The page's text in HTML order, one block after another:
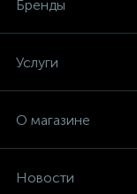
Бренды
Услуги
О магазине
Новости